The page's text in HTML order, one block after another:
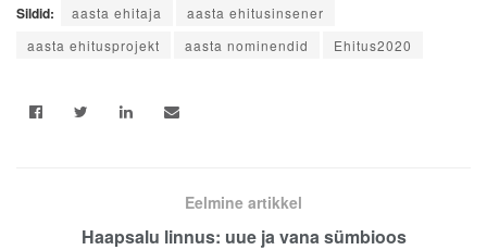
Sildid: aasta ehitaja
aasta ehitusinsener
aasta ehitusprojekt
aasta nominendid Ehitus2020
Eelmine artikkel
Haapsalu linnus: uue ja vana sümbioos